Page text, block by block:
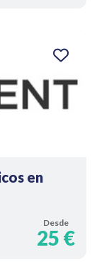
en
Desde
25 €